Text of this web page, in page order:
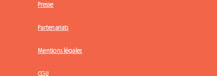
Presse
Partenariats
Mentions légales
CGU